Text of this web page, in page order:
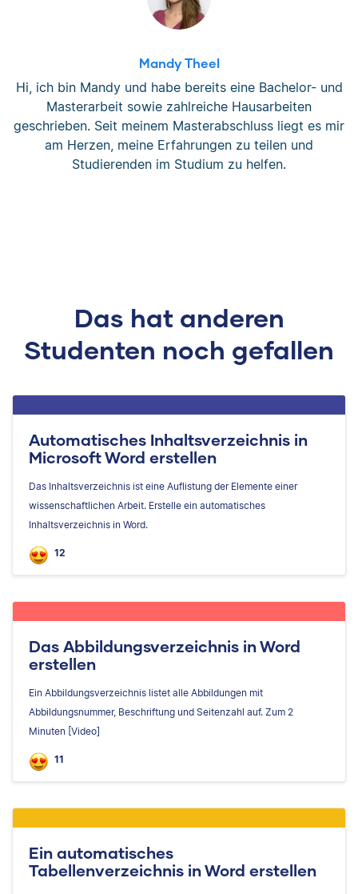
Mandy Theel
Hi, ich bin Mandy und habe bereits eine Bachelor- und
Masterarbeit sowie zahlreiche Hausarbeiten
geschrieben. Seit meinem Masterabschluss liegt es mir
am Herzen, meine Erfahrungen zu teilen und
Studierenden im Studium zu helfen.
Das hat anderen
Studenten noch gefallen
Automatisches Inhaltsverzeichnis in
Microsoft Word erstellen
Das Inhaltsverzeichnis ist eine Auflistung der Elemente einer
wissenschaftlichen Arbeit. Erstelle ein automatisches
Inhaltsverzeichnis in Word.
12
Das Abbildungsverzeichnis in Word
erstellen
Ein Abbildungsverzeichnis listet alle Abbildungen mit
Abbildungsnummer, Beschriftung und Seitenzahl auf. Zum 2
Minuten [Video]
11
Ein automatisches
Tabellenverzeichnis in Word erstellen